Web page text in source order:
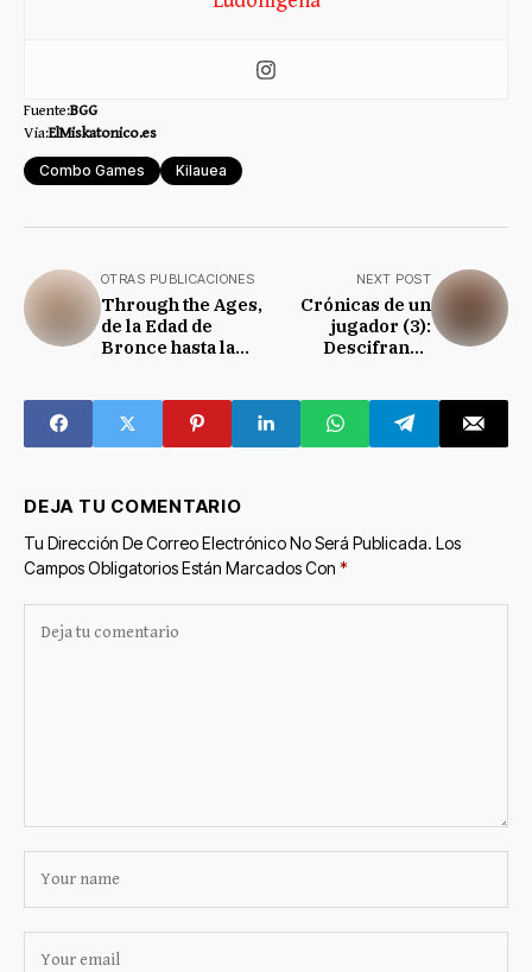
Fuente:BGG
Via:ElMiskatonico.es
Combo Games Kilauea
OTRAS PUBLICACIONES
Through the Ages,
de la Edad de
Bronce hasta la
NEXT POST
Crónicas de un
jugador (3):
Descifrando
DEJA TU COMENTARIO
Tu Dirección De Correo Electrónico No Será Publicada. Los
Campos Obligatorios Están Marcados Con *